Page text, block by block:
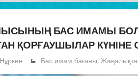
БАС ИМАМЫ
ҚОРҒАУШЫЛАР КҮНІНЕ
Нұркен Бас имам бағаны,